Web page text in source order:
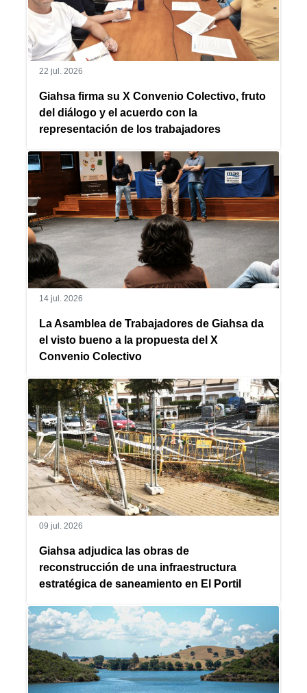
22 jul. 2026
Giahsa firma su X Convenio Colectivo, fruto
del diálogo y el acuerdo con la
representación de los trabajadores
14 jul. 2026
La Asamblea de Trabajadores de Giahsa da
el visto bueno a la propuesta del X
Convenio Colectivo
09 jul. 2026
Giahsa adjudica las obras de
reconstrucción de una infraestructura
estratégica de saneamiento en El Portil